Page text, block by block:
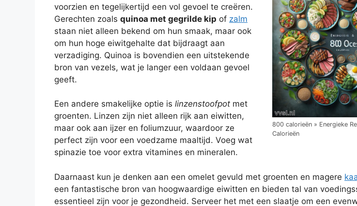
800 calorieën » Energieke
Calorieën
voorzien en tegelijkertijd een vol gevoel te creëren.
Gerechten zoals quinoa met gegrilde kip of zalm
staan niet alleen bekend om hun smaak, maar ook
om hun hoge eiwitgehalte dat bijdraagt aan
verzadiging. Quinoa is bovendien een uitstekende
bron van vezels, wat je langer een voldaan gevoel
geeft.
Een andere smakelijke optie is linzenstoofpot met
groenten. Linzen zijn niet alleen rijk aan eiwitten,
maar ook aan ijzer en foliumzuur, waardoor ze
perfect zijn voor een voedzame maaltijd. Voeg wat
spinazie toe voor extra vitamines en mineralen.
Daarnaast kun je denken aan een omelet gevuld met groenten en magere
een fantastische bron van hoogwaardige eiwitten en bieden tal van
essentieel zijn voor je gezondheid. Serveer het met een slaatje om een